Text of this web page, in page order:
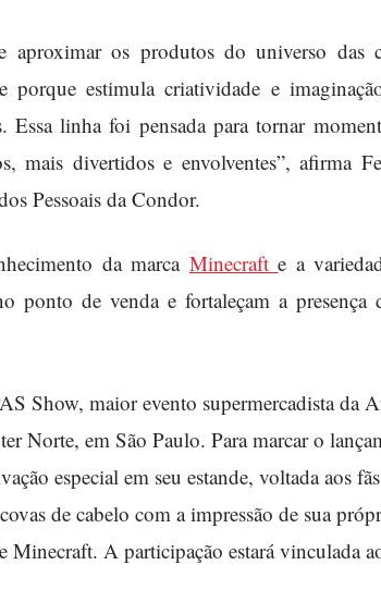
aproximar os produtos do universo das
porque estimula criatividade e
linha foi pensada para tornar
mais divertidos e envolventes”, afirma
Pessoais da Condor.
da marca Minecrafte a
ponto de venda e fortaleçam a presença
Show, maior evento supermercadista da
Norte, em São Paulo. Para marcar o
especial em seu estande, voltada aos
de cabelo com a impressão de sua
Minecraft. A participação estará vinculada